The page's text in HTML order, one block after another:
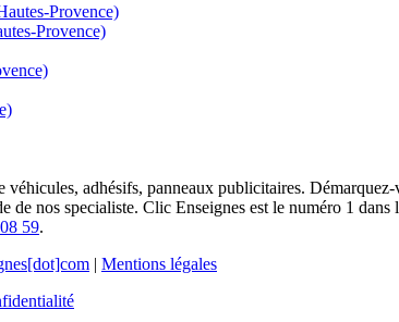
Provence)
Provence)
adhésifs, panneaux publicitaires.
nos specialiste. Clic Enseignes est le numéro 1
59.
| Mentions légales